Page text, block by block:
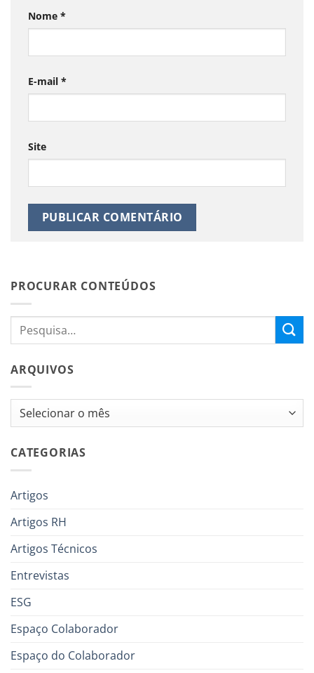
Nome *
E-mail *
Site
PROCURAR CONTEÚDOS
ARQUIVOS
Arquivos
CATEGORIAS
Artigos
Artigos RH
Artigos Técnicos
Entrevistas
ESG
Espaço Colaborador
Espaço do Colaborador